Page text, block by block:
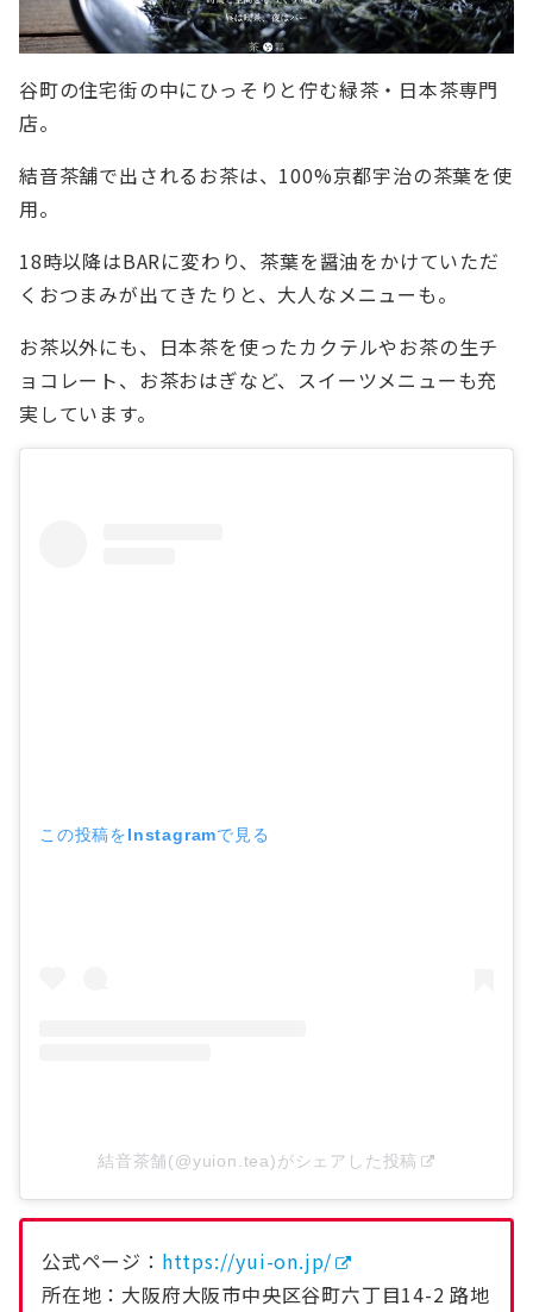
谷町の住宅街の中にひっそりと佇む緑茶・日本茶専門
店。
結音茶舗で出されるお茶は、100%京都宇治の茶葉を使
用。
18時以降はBARに変わり、茶葉を醤油をかけていただ
くおつまみが出てきたりと、大人なメニューも。
お茶以外にも、日本茶を使ったカクテルやお茶の生チ
ョコレート、お茶おはぎなど、スイーツメニューも充
実しています。
この投稿をInstagramで見る
結音茶舗(@yuion.tea)がシェアした投稿
公式ページ： https://yui-on.jp/
所在地：大阪府大阪市中央区谷町六丁目14-2 路地